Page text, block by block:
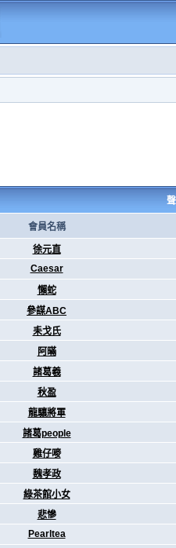
會員名稱
徐元直
Caesar
懶蛇
參謀ABC
耒戈氏
阿暪
諸葛羲
秋盈
龍驤將軍
諸葛people
雞仔嘜
魏孝政
綠茶館小女
悲慘
Pearltea